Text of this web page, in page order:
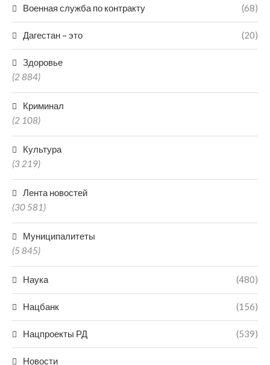
Военная служба по контракту (68)
Дагестан – это (20)
Здоровье
(2 884)
Криминал
(2 108)
Культура
(3 219)
Лента новостей
(30 581)
Муниципалитеты
(5 845)
Наука (480)
Нацбанк (156)
Нацпроекты РД (539)
Новости